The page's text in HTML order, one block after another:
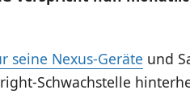
seine Nexus-Geräte und
Schwachstelle